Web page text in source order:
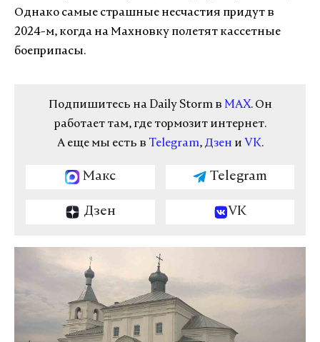
Однако самые страшные несчастия придут в
2024-м, когда на Махновку полетят кассетные
боеприпасы.
Подпишитесь на Daily Storm в MAX. Он
работает там, где тормозит интернет.
А еще мы есть в Telegram, Дзен и VK.
Макс Telegram
Дзен VK